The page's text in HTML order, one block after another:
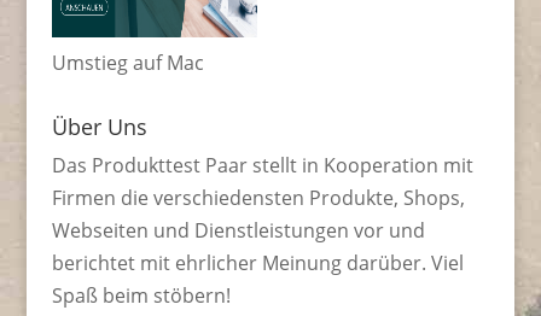
Umstieg auf Mac
Über Uns
Das Produkttest Paar stellt in Kooperation mit
Firmen die verschiedensten Produkte, Shops,
Webseiten und Dienstleistungen vor und
berichtet mit ehrlicher Meinung darüber. Viel
Spaß beim stöbern!